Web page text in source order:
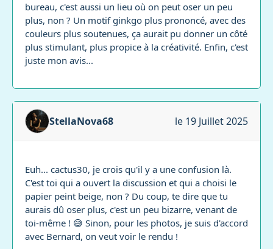
bureau, c'est aussi un lieu où on peut oser un peu
plus, non ? Un motif ginkgo plus prononcé, avec des
couleurs plus soutenues, ça aurait pu donner un côté
plus stimulant, plus propice à la créativité. Enfin, c'est
juste mon avis...
StellaNova68 le 19 Juillet 2025
Euh... cactus30, je crois qu'il y a une confusion là.
C'est toi qui a ouvert la discussion et qui a choisi le
papier peint beige, non ? Du coup, te dire que tu
aurais dû oser plus, c'est un peu bizarre, venant de
toi-même ! 😅 Sinon, pour les photos, je suis d'accord
avec Bernard, on veut voir le rendu !